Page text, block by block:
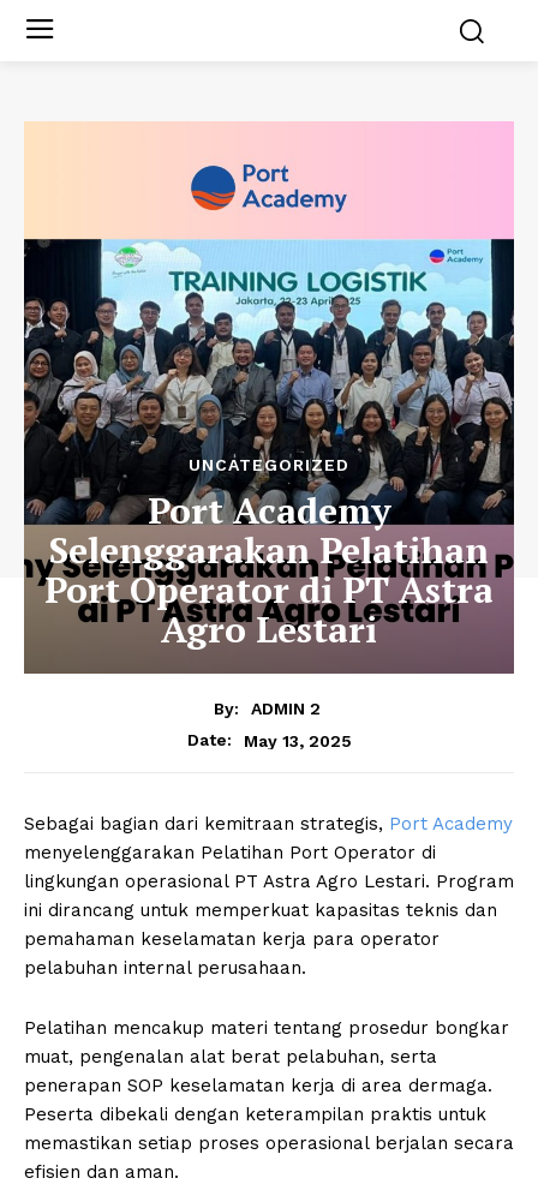
UNCATEGORIZED
Port Academy
Selenggarakan Pelatihan
Port Operator di PT Astra
Agro Lestari
By:
ADMIN 2
Date:
May 13, 2025
Sebagai bagian dari kemitraan strategis, Port Academy
menyelenggarakan Pelatihan Port Operator di
lingkungan operasional PT Astra Agro Lestari. Program
ini dirancang untuk memperkuat kapasitas teknis dan
pemahaman keselamatan kerja para operator
pelabuhan internal perusahaan.
Pelatihan mencakup materi tentang prosedur bongkar
muat, pengenalan alat berat pelabuhan, serta
penerapan SOP keselamatan kerja di area dermaga.
Peserta dibekali dengan keterampilan praktis untuk
memastikan setiap proses operasional berjalan secara
efisien dan aman.